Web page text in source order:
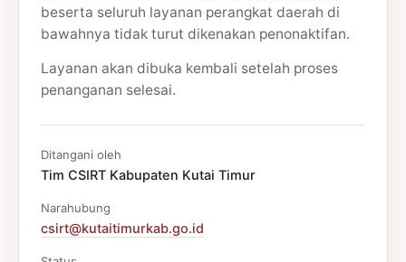
beserta seluruh layanan perangkat daerah di
bawahnya tidak turut dikenakan penonaktifan.
Layanan akan dibuka kembali setelah proses
penanganan selesai.
Ditangani oleh
Tim CSIRT Kabupaten Kutai Timur
Narahubung
csirt@kutaitimurkab.go.id